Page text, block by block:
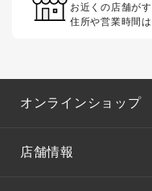
お近くの店舗が
住所や営業時間
オンラインショップ
店舗情報